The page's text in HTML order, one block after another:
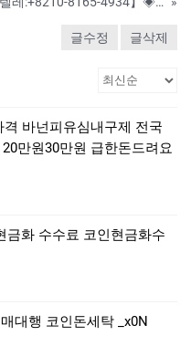
글수정 글삭제
바넌피유심내구제 전국
만원30만원 급한돈드려요
금화 수수료 코인현금화수
대행 코인돈세탁 _x0N